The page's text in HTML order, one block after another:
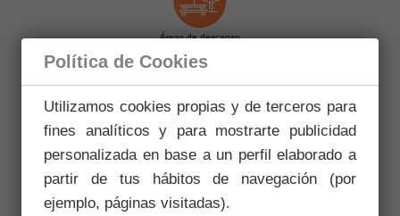
Áreas de descanso
Ciclable
Política de Cookies
Utilizamos cookies propias y de terceros para
fines analíticos y para mostrarte publicidad
personalizada en base a un perfil elaborado a
partir de tus hábitos de navegación (por
ejemplo, páginas visitadas).